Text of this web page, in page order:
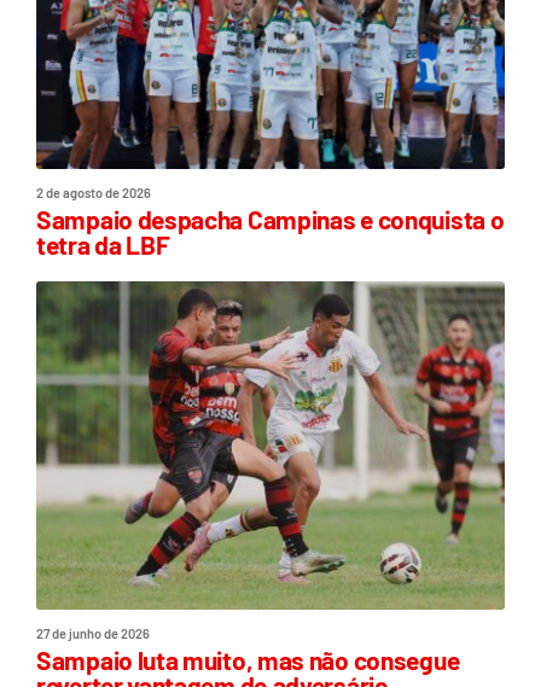
2 de agosto de 2026
Sampaio despacha Campinas e conquista o
tetra da LBF
27 de junho de 2026
Sampaio luta muito, mas não consegue